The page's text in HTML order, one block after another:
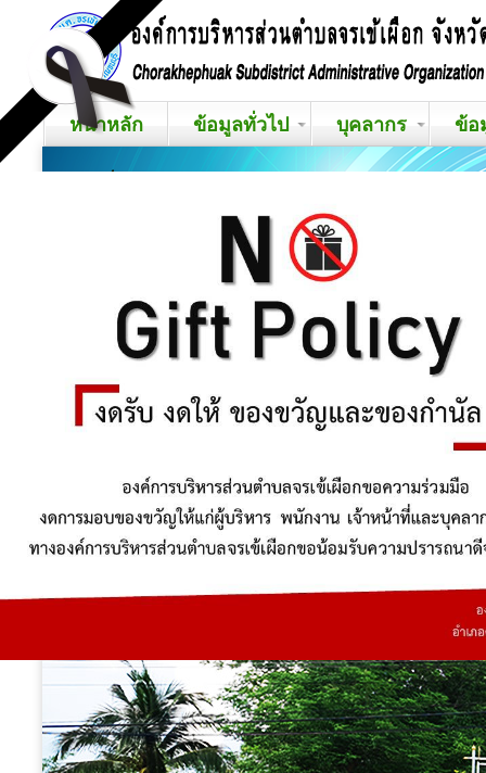
หน้าหลัก ข้อมูลทั่วไป บุคลากร ข้อ